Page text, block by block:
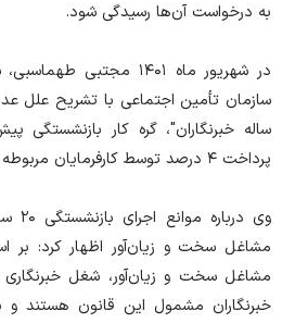
به درخواست آن‌ها رسیدگی شود.
در شهریور ماه ۱۴۰۱
ساله خبرنگاران"، گره کار بازنشستگی
پرداخت ۴ درصد توسط کارفرمایان مربوطه دانست!
وی
مشاغل سخت و زیان‌آور، شغل
خبرنگاران مشمول این قانون هستند و